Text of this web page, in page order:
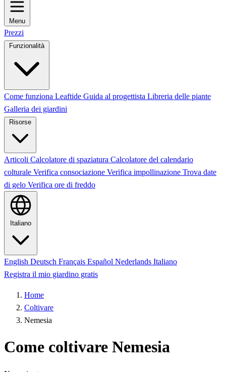
Menu
Prezzi
Funzionalità
Come funziona Leaftide Guida al progettista Libreria delle piante
Galleria dei giardini
Risorse
Articoli Calcolatore di spaziatura Calcolatore del calendario
colturale Verifica consociazione Verifica impollinazione Trova date
di gelo Verifica ore di freddo
Italiano
English Deutsch Français Español Nederlands Italiano
Registra il mio giardino gratis
Home
Coltivare
Nemesia
Come coltivare Nemesia